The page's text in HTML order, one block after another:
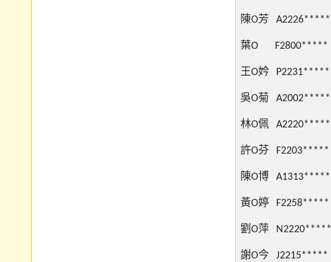
陳O芳 A2226*****
葉O F2800*****
王O妗 P2231*****
吳O菊 A2002*****
林O佩 A2220*****
許O芬 F2203*****
陳O博 A1313*****
黃O婷 F2258*****
劉O萍 N2220*****
謝O今 J2215*****